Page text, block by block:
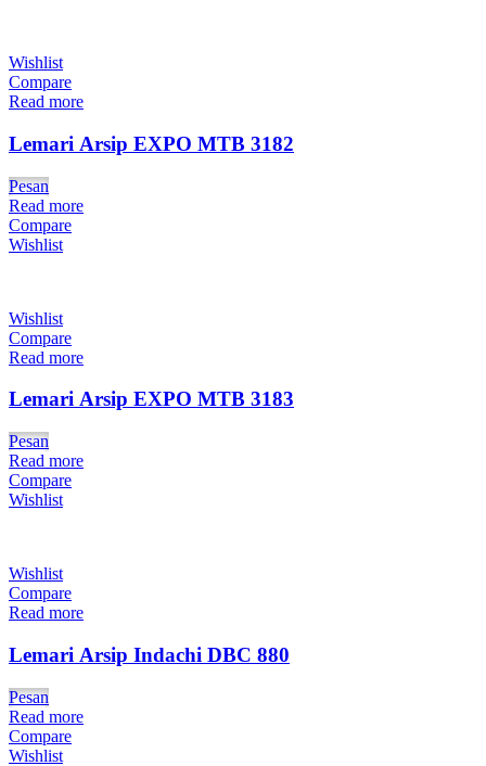
Wishlist
Compare
Read more
Lemari Arsip EXPO MTB 3182
Pesan
Read more
Compare
Wishlist
Wishlist
Compare
Read more
Lemari Arsip EXPO MTB 3183
Pesan
Read more
Compare
Wishlist
Wishlist
Compare
Read more
Lemari Arsip Indachi DBC 880
Pesan
Read more
Compare
Wishlist